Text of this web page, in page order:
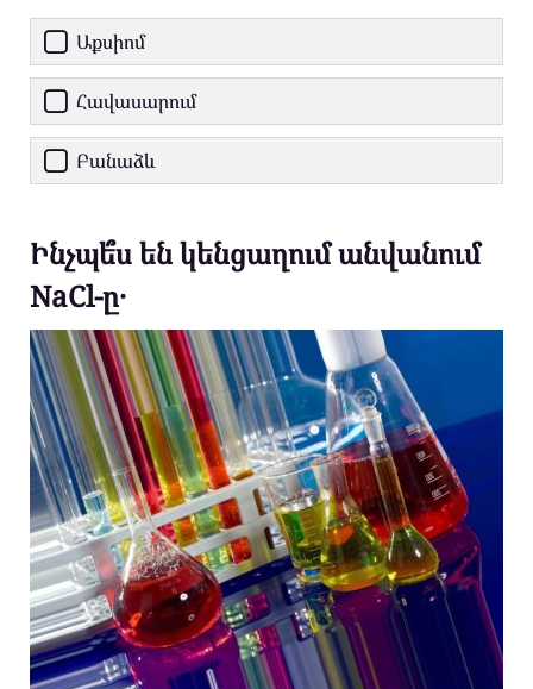
Աքսիոմ
Հավասարում
Բանաձև
Ինչպե՞ս են կենցաղում անվանում
NaCl-ը․